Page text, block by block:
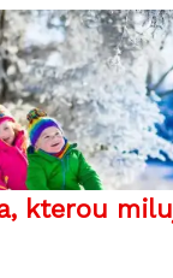
kterou